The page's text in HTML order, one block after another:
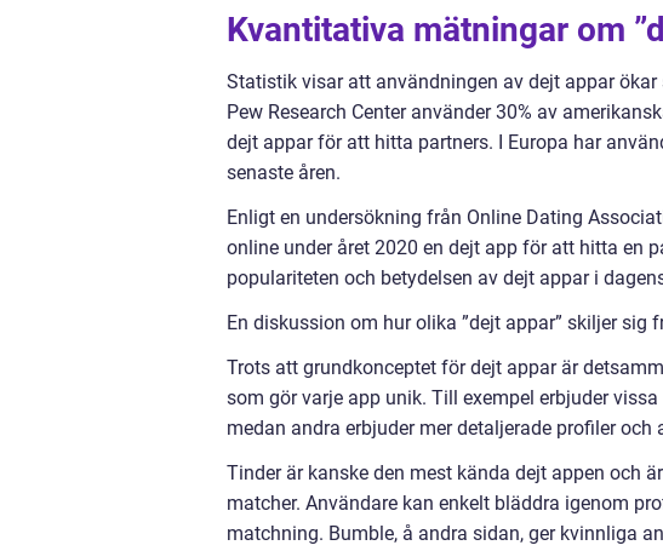
Kvantitativa mätningar om
Statistik visar att användningen av dejt appar
Pew Research Center använder 30% av
dejt appar för att hitta partners. I Europa har
senaste åren.
Enligt en undersökning från Online Dating
online under året 2020 en dejt app för att hitta en
populariteten och betydelsen av dejt appar i
En diskussion om hur olika ”dejt appar” skiljer sig
Trots att grundkonceptet för dejt appar är
som gör varje app unik. Till exempel erbjuder
medan andra erbjuder mer detaljerade profiler
Tinder är kanske den mest kända dejt appen och
matcher. Användare kan enkelt bläddra igenom
matchning. Bumble, å andra sidan, ger kvinnliga